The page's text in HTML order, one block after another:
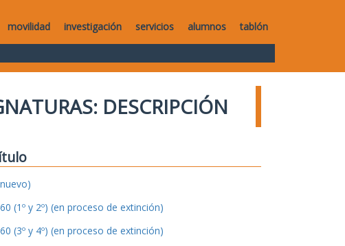
movilidad investigación servicios alumnos tablón
DESCRIPCIÓN
(1º y 2º) (en proceso de extinción)
(3º y 4º) (en proceso de extinción)